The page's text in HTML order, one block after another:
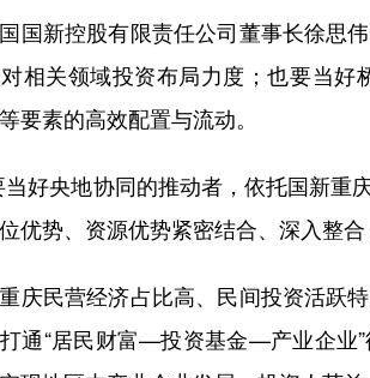
国新控股有限责任公司董事长徐思
相关领域投资布局力度；也要当
要素的高效配置与流动。
当好央地协同的推动者，依托国新重
优势、资源优势紧密结合、深入整合
庆民营经济占比高、民间投资活跃
通“居民财富—投资基金—产业企业